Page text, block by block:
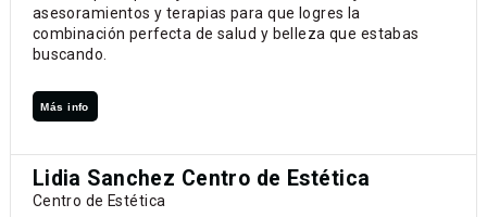
asesoramientos y terapias para que logres la
combinación perfecta de salud y belleza que estabas
buscando.
Más info
Lidia Sanchez Centro de Estética
Centro de Estética